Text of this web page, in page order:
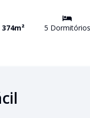
374m² 5 Dormitórios